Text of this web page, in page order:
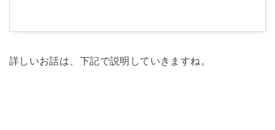
詳しいお話は、下記で説明していきますね。